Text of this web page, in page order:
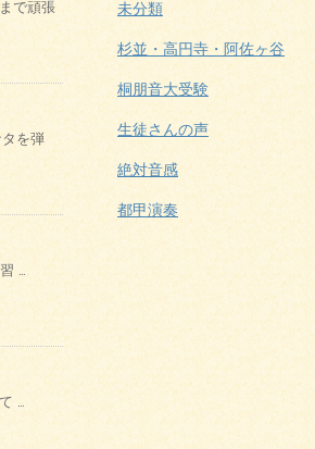
で頑張
を弾
…
…
未分類
杉並・高円寺・阿佐ヶ谷
桐朋音大受験
生徒さんの声
絶対音感
都甲演奏